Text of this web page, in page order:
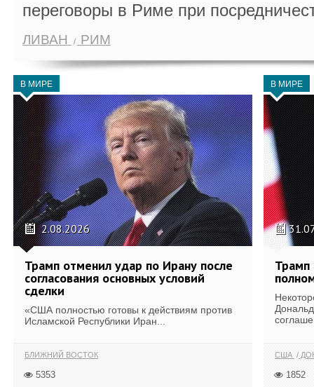
переговоры в Риме при
ЛИВАН РИМ
В МИРЕ
2.08.2026
Трамп отменил удар по Ирану после
согласования основных условий
сделки
«США полностью готовы к действиям против
Исламской Республики Иран...
БЛИЖНИЙ ВОСТОК
5353
В МИРЕ
Трамп
США
1852